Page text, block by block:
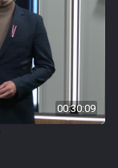
00:30:09